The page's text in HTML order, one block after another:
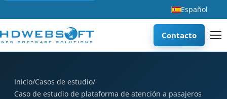
Español
Contacto
Inicio/Casos de estudio/
Caso de estudio de plataforma de atención a pasajeros